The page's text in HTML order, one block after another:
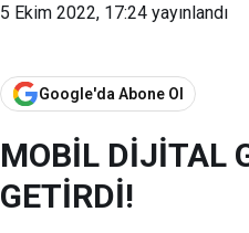
5 Ekim 2022, 17:24 yayınlandı
Google'da Abone Ol
MOBİL DİJİTAL
GETİRDİ!